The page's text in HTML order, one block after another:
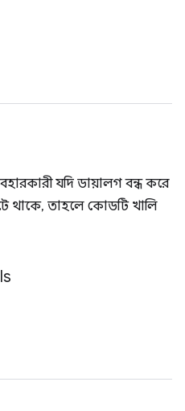
যদি ডায়ালগ বন্ধ করে
থাকে, তাহলে কোডটি খালি